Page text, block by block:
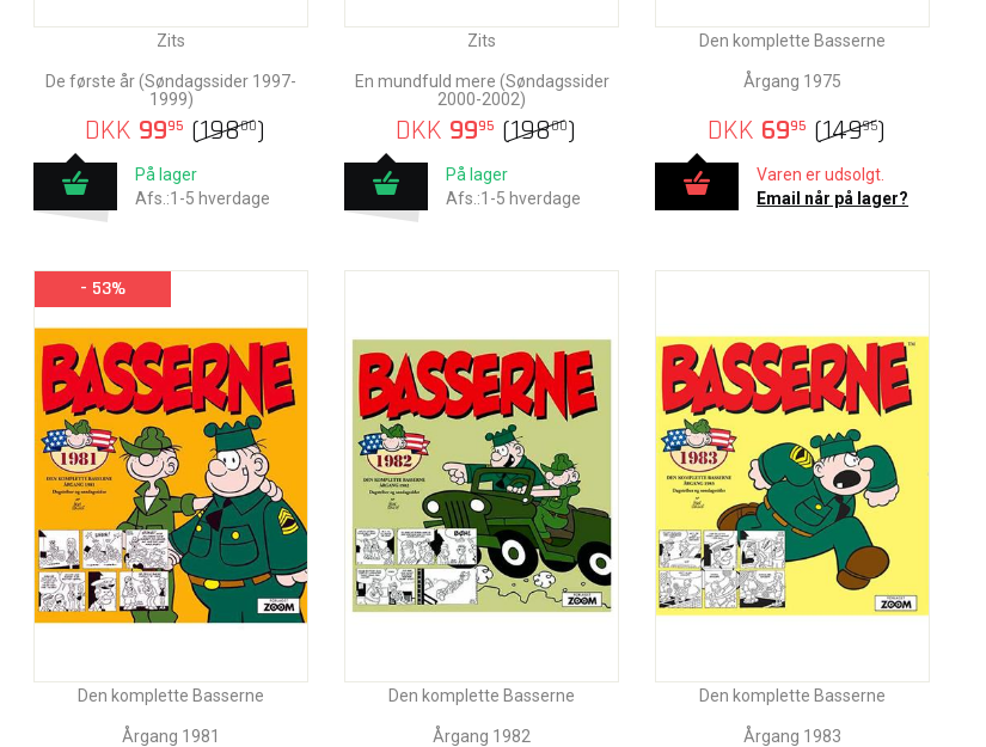
Zits
De første år (Søndagssider 1997-
1999)
DKK 9995 (19800)
På lager
Afs.:1-5 hverdage
Zits
En mundfuld mere (Søndagssider
2000-2002)
DKK 9995 (19800)
På lager
Afs.:1-5 hverdage
Den komplette Basserne
Årgang 1975
DKK 6995 (14995)
Varen er udsolgt.
Email når på lager?
- 53%
Den komplette Basserne
Årgang 1981
Den komplette Basserne
Årgang 1982
Den komplette Basserne
Årgang 1983